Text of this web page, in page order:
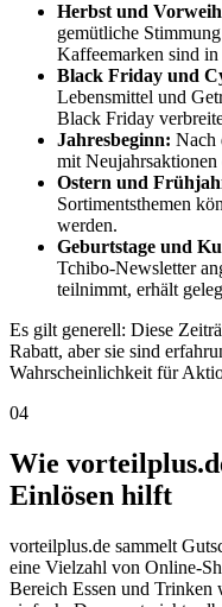
Herbst und
gemütliche
Kaffeemarken sind in
Black Friday und
Lebensmittel und
Black Friday
Jahresbeginn: Nach
mit Neujahrsaktionen
Ostern und
Sortimentsthemen
werden.
Geburtstage und
Tchibo-Newsletter
teilnimmt, erhält
Es gilt generell: Diese
Rabatt, aber sie sind
Wahrscheinlichkeit für
04
Wie
Einlösen hilft
vorteilplus.de sammelt
eine Vielzahl von Online-
Bereich Essen und Trinken